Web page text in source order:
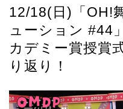
12/18(日)「OH!
ューション #44
カデミー賞授賞
り返り！